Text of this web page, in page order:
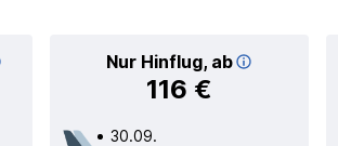
Nur Hinflug, ab
116 €
30.09.